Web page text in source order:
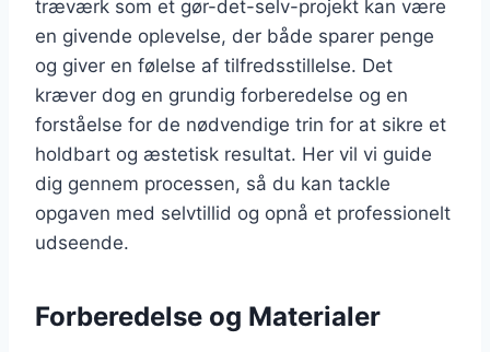
træværk som et gør-det-selv-projekt kan være
en givende oplevelse, der både sparer penge
og giver en følelse af tilfredsstillelse. Det
kræver dog en grundig forberedelse og en
forståelse for de nødvendige trin for at sikre et
holdbart og æstetisk resultat. Her vil vi guide
dig gennem processen, så du kan tackle
opgaven med selvtillid og opnå et professionelt
udseende.
Forberedelse og Materialer